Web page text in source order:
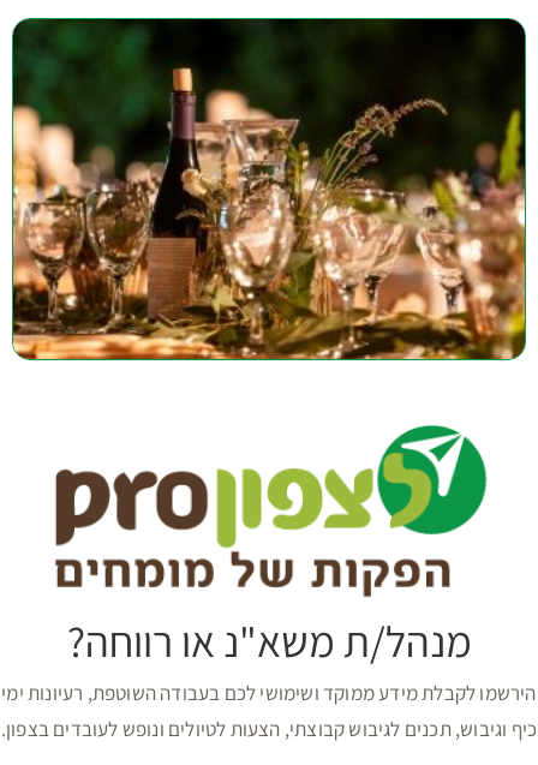
מנהל/ת משא"נ או רווחה?
הירשמו לקבלת מידע ממוקד ושימושי לכם בעבודה השוטפת, רעיונות ימי
כיף וגיבוש, תכנים לגיבוש קבוצתי, הצעות לטיולים ונופש לעובדים בצפון.
אני מסכים/ה כי פרטי יישמרו וייעשה בהם שימוש לצורך
טיפול בפנייתי, ובהתאםלמדיניות הפרטיותשל האתר.